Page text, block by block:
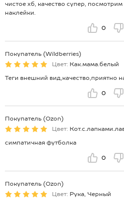
чистое хб, качество супер,
наклейки.
0
Покупатель (Wildberries)
Цвет: Как.мама.белый
Теги внешний вид,качество,приятно
0
Покупатель (Ozon)
Цвет:
симпатичная футболка
0
Покупатель (Ozon)
Цвет: Рука, Черный